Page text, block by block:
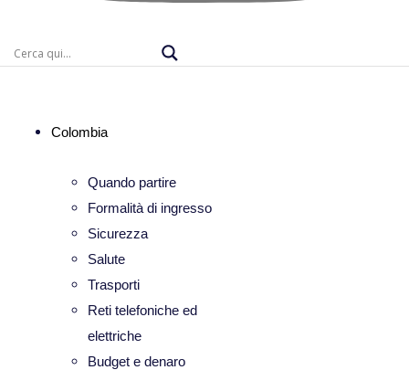
Colombia
Quando partire
Formalità di ingresso
Sicurezza
Salute
Trasporti
Reti telefoniche ed
elettriche
Budget e denaro